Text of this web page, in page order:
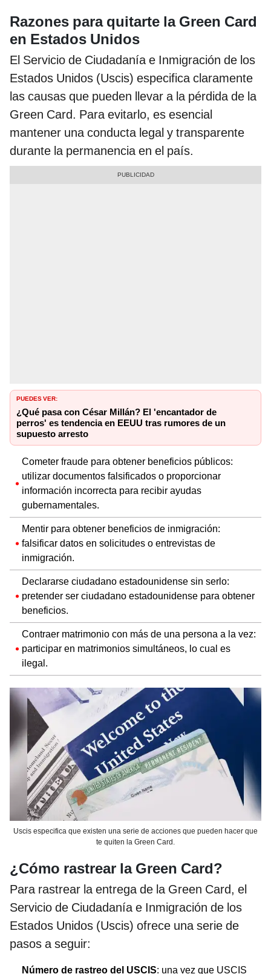
Razones para quitarte la Green Card
en Estados Unidos
El Servicio de Ciudadanía e Inmigración de los
Estados Unidos (Uscis) especifica claramente
las causas que pueden llevar a la pérdida de la
Green Card. Para evitarlo, es esencial
mantener una conducta legal y transparente
durante la permanencia en el país.
PUEDES VER:
¿Qué pasa con César Millán? El 'encantador de
perros' es tendencia en EEUU tras rumores de un
supuesto arresto
Cometer fraude para obtener beneficios públicos:
utilizar documentos falsificados o proporcionar
información incorrecta para recibir ayudas
gubernamentales.
Mentir para obtener beneficios de inmigración:
falsificar datos en solicitudes o entrevistas de
inmigración.
Declararse ciudadano estadounidense sin serlo:
pretender ser ciudadano estadounidense para obtener
beneficios.
Contraer matrimonio con más de una persona a la vez:
participar en matrimonios simultáneos, lo cual es
ilegal.
Uscis especifica que existen una serie de acciones que pueden hacer que
te quiten la Green Card.
¿Cómo rastrear la Green Card?
Para rastrear la entrega de la Green Card, el
Servicio de Ciudadanía e Inmigración de los
Estados Unidos (Uscis) ofrece una serie de
pasos a seguir:
Número de rastreo del USCIS: una vez que USCIS